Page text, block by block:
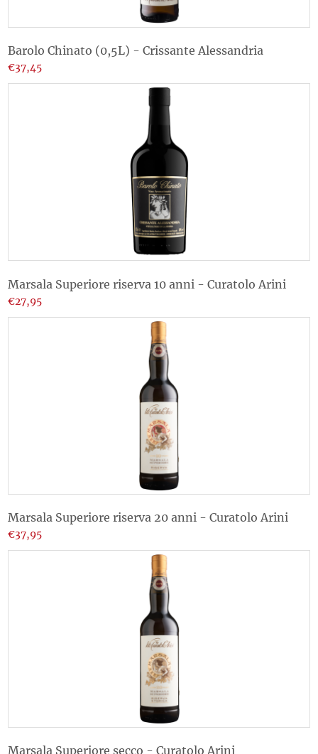
Barolo Chinato (0,5L) - Crissante Alessandria
€37,45
Marsala Superiore riserva 10 anni - Curatolo Arini
€27,95
Marsala Superiore riserva 20 anni - Curatolo Arini
€37,95
Marsala Superiore secco - Curatolo Arini